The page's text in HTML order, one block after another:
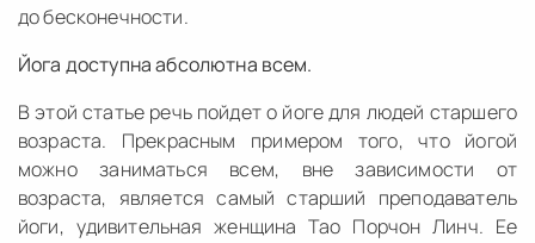
до бесконечности.
Йога доступна абсолютна всем.
В этой статье речь пойдет о йоге для людей старшего
возраста. Прекрасным примером того, что йогой
можно заниматься всем, вне зависимости от
возраста, является самый старший преподаватель
йоги, удивительная женщина Тао Порчон Линч. Ее